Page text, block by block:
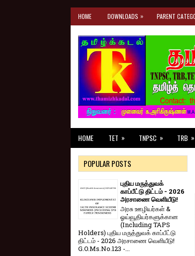
HOME DOWNLOADS » PARENT
HOME TET » TNPSC » TRB »
POPULAR POSTS
புதிய மருத்துவக்
காப்பீட்டு திட்டம் - 2026
அரசாணை வெளியீடு!
அரசு ஊழியர்கள் &
ஓய்வூதியர்களுக்கான
(Including TAPS
Holders) புதிய மருத்துவக் காப்பீட்டு
திட்டம் - 2026 அரசாணை வெளியீடு!
G.O.Ms.No.123 -...